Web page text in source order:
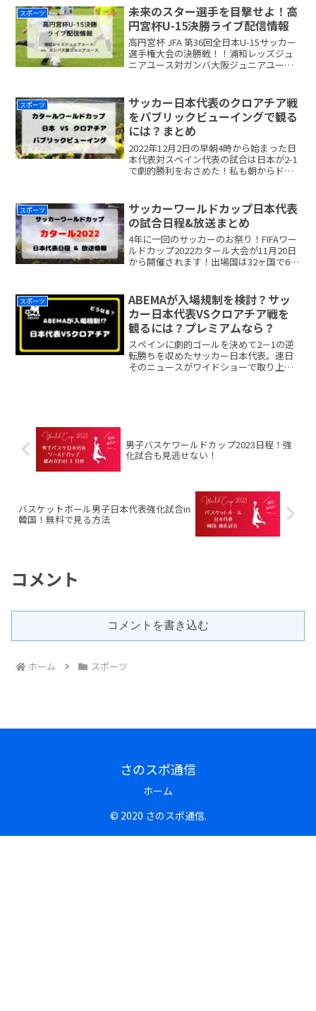
スタジアムは満員！チケット完売でし
た。4年readmore...
スポーツ
未来のスター選手を目撃せよ！高
円宮杯U-15決勝ライブ配信情報
高円宮杯 JFA 第36回全日本U-15サッカー
選手権大会の決勝戦！！浦和レッズジュ
ニアユース対ガンバ大阪ジュニアユース
た、準決勝を放送していたAmazonも見つ
けるこreadmore...
スポーツ
サッカー日本代表のクロアチア戦
をパブリックビューイングで観る
には？まとめ
2022年12月2日の早朝4時から始まった日
本代表対スペイン代表の試合は日本が2-1
で劇的勝利をおさめた！私も朝からドキ
の話題で持ち切り。次のクロアチア戦は
2022年1readmore...
スポーツ
サッカーワールドカップ日本代表
の試合日程&放送まとめ
4年に一回のサッカーのお祭り！FIFAワー
ルドカップ2022カタール大会が11月20日
から開催されます！出場国は32ヶ国で64
勢からベテラン選手まで選ばれています
readmore...
スポーツ
ABEMAが入場規制を検討？サッ
カー日本代表VSクロアチア戦を
観るには？プレミアムなら？
スペインに劇的ゴールを決めて2－1の逆
転勝ちを収めたサッカー日本代表。連日
そのニュースがワイドショーで取り上げ
男子バスケワールドカップ2023日程！強
化試合も見逃せない！
バスケットボール男子日本代表強化試合in
韓国！無料で見る方法
コメント
コメントを書き込む
ホーム スポーツ
さのスポ通信
ホーム
© 2020 さのスポ通信.